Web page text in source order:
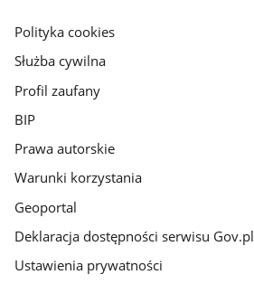
gov.pl
Polityka cookies
Służba cywilna
Profil zaufany
BIP
Prawa autorskie
Warunki korzystania
Geoportal
Deklaracja dostępności serwisu Gov.pl
Ustawienia prywatności